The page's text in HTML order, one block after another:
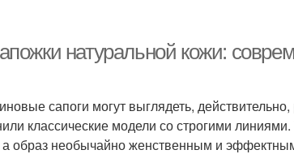
натуральной кожи:
сапоги могут выглядеть,
классические модели со строгими
образ необычайно женственным и